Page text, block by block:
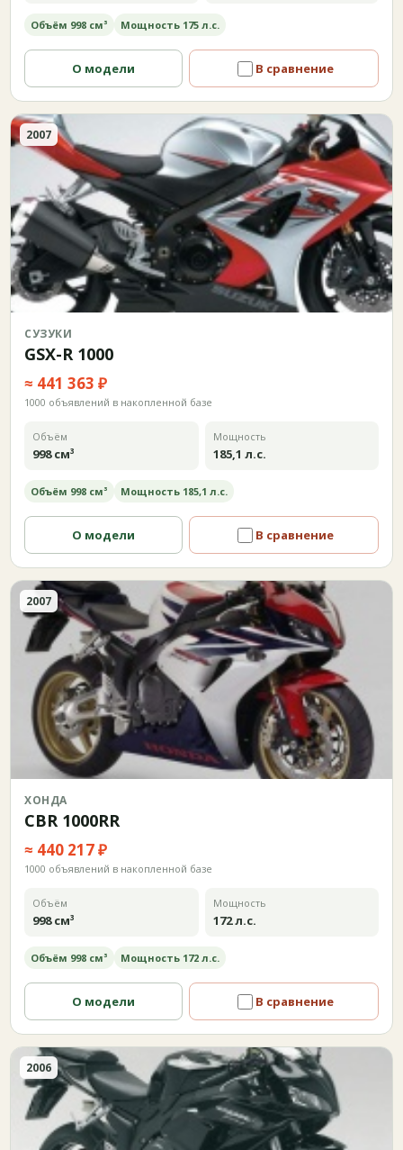
Объём 998 см³ Мощность 175 л.с.
О модели В сравнение
2007
СУЗУКИ
GSX-R 1000
≈ 441 363 ₽
1000 объявлений в накопленной базе
Объём
998 см³
Мощность
185,1 л.с.
Объём 998 см³ Мощность 185,1 л.с.
О модели В сравнение
2007
ХОНДА
CBR 1000RR
≈ 440 217 ₽
1000 объявлений в накопленной базе
Объём
998 см³
Мощность
172 л.с.
Объём 998 см³ Мощность 172 л.с.
О модели В сравнение
2006